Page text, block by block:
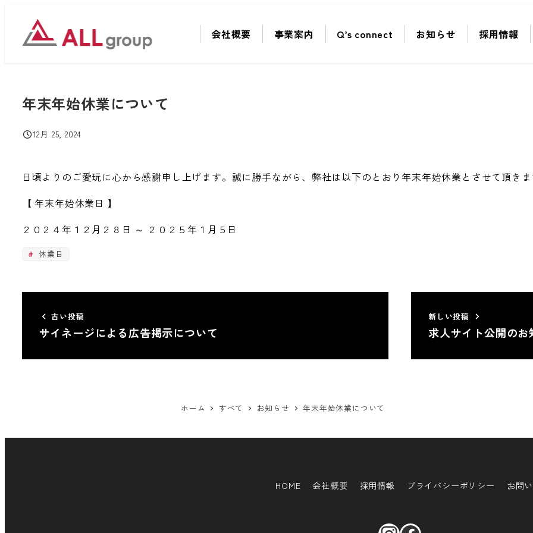
会社概要 事業案内 Q’s connect お知らせ 採用情報
年末年始休業について
投稿日
12月 25, 2024
日頃よりのご愛玩に心から感謝申し上げます。誠に勝手ながら、弊社は以下のとおり年末年始休業とさせて頂き
【 年末年始休業日 】
２０２４年１２月２８日 ～ ２０２５年１月５日
休業日
古い投稿
サイネージによる広告掲示について
新しい投稿
求人サイト公開のお
ホーム すべて お知らせ 年末年始休業について
HOME 会社概要 採用情報 プライバシーポリシー お問